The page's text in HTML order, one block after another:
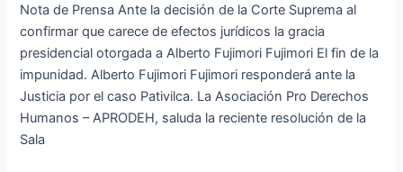
Nota de Prensa Ante la decisión de la Corte Suprema al
confirmar que carece de efectos jurídicos la gracia
presidencial otorgada a Alberto Fujimori Fujimori El fin de la
impunidad. Alberto Fujimori Fujimori responderá ante la
Justicia por el caso Pativilca. La Asociación Pro Derechos
Humanos – APRODEH, saluda la reciente resolución de la
Sala